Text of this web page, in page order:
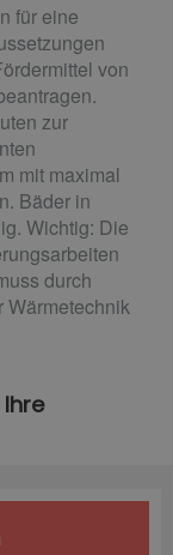
für eine
von
zur
mit maximal
Bäder in
Wichtig: Die
durch
Wärmetechnik